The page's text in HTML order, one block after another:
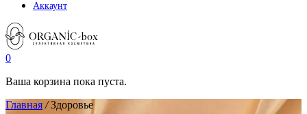
Аккаунт
0
Ваша корзина пока пуста.
Главная /Здоровье